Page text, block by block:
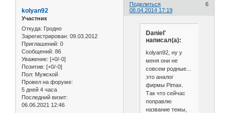
Поделиться
6
08.04.2014 17:19
kolyan92
Участник
Откуда: Гродно
Зарегистрирован: 09.03.2012
Приглашений: 0
Сообщений: 86
Уважение: [+0/-0]
Позитив: [+0/-0]
Пол: Мужской
Провел на форуме:
5 дней 4 часа
Последний визит:
06.06.2021 12:46
Daniel'
написал(а):
kolyan92, ну у
меня они не
совсем родные...
это аналог
фирмы Pimax.
Так что сейчас
поправлю
название темы,